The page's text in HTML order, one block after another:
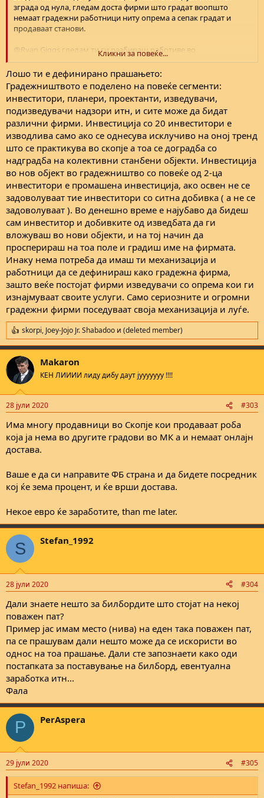
зграда од нула, гледам доста фирми што градат воопшто
немаат градежни работници ниту опрема а сепак градат и
продаваат станови.
@Ryan Giggs гледам ти ги разбираш работиве во
градежништво па ме интересира мислење ако не ти е тешко..
Кликни за повеќе...
Лошо ти е дефинирано прашањето:
Градежништвото е поделено на повеќе сегменти:
инвеститори, планери, проектанти, изведувачи,
подизведувачи надзори итн, и сите може да бидат
различни фирми. Инвестиција со 20 инвеститори е
изводлива само ако се однесува исклучиво на оној тренд
што се практикува во скопје а тоа се доградба со
надградба на колективни станбени објекти. Инвестиција
во нов објект во градежништво со повеќе од 2-ца
инвеститори е промашена инвестиција, ако освен не се
задоволуваат тие инвеститори со ситна добивка ( а не се
задоволуваат ). Во денешно време е најубаво да бидеш
сам инвеститор и добивките од изведбата да ги
вложуваш во нови објекти, и на тој начин да
просперираш на тоа поле и градиш име на фирмата.
Инаку нема потреба да имаш ти механизација и
работници да се дефинираш како градежна фирма,
зашто веќе постојат фирми изведувачи со опрема кои ги
изнајмуваат своите услуги. Само сериозните и огромни
градежни фирми поседуваат своја механизација и луѓе.
R
e
a
c
i
s
skorpi, Joey-Jojo Jr. Shabadoo и (deleted member)
Makaron
КЕН ЛИИИИ лиду дибу даут јууууууу !!!!
28 јули 2020 #303
Има многу продавници во Скопје кои продаваат роба
која ја нема во другите градови во МК а и немаат онлајн
достава.
Ваше е да си направите ФБ страна и да бидете посредник
кој ќе зема процент, и ќе врши достава.
Некое евро ќе заработите, than me later.
S Stefan_1992
28 јули 2020 #304
Дали знаете нешто за билбордите што стојат на некој
поважен пат?
Пример јас имам место (нива) на еден така поважен пат,
па се прашувам дали нешто може да се искористи во
однос на тоа прашање. Дали сте запознаети како оди
постапката за поставување на билборд, евентуална
заработка итн...
Фала
P PerAspera
29 јули 2020 #305
Stefan_1992 напиша: